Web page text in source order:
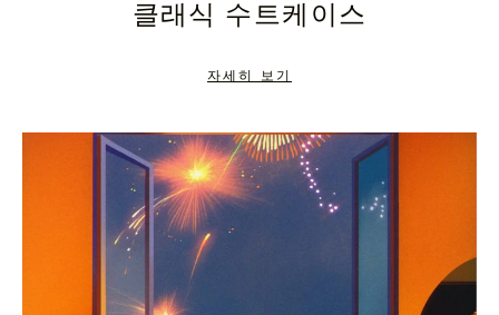
TO
UNMUTE
클래식 수트케이스
자세히 보기